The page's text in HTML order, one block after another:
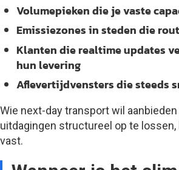
Volumepieken die je vaste
Emissiezones in steden die
Klanten die realtime updates
hun levering
Aflevertijdvensters die steeds
Wie next-day transport wil
uitdagingen structureel op te
vast.